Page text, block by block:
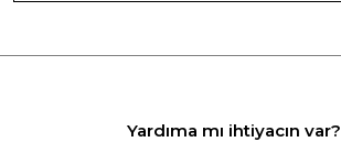
Yardıma mı ihtiyacın var?